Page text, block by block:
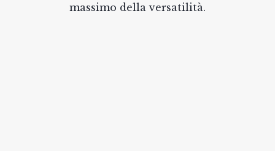
massimo della versatilità.